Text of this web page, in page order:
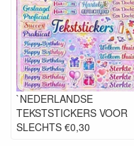
`NEDERLANDSE
TEKSTSTICKERS VOOR
SLECHTS €0,30